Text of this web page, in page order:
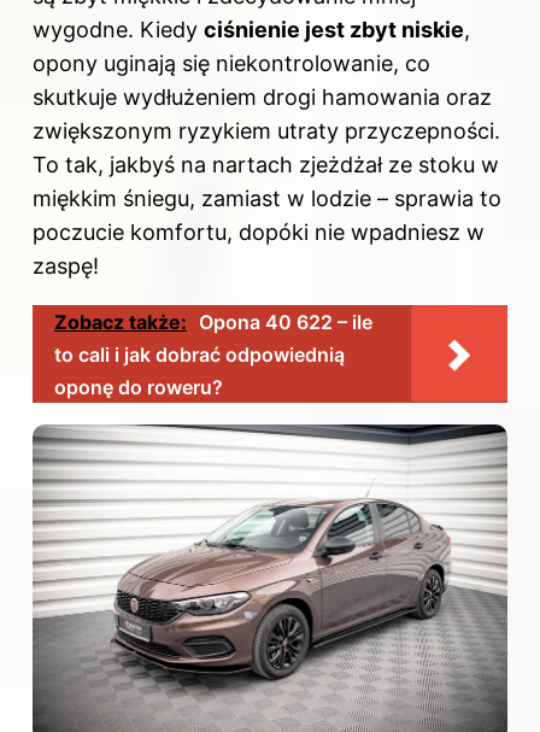
wygodne. Kiedy ciśnienie jest zbyt niskie,
opony uginają się niekontrolowanie, co
skutkuje wydłużeniem drogi hamowania oraz
zwiększonym ryzykiem utraty przyczepności.
To tak, jakbyś na nartach zjeżdżał ze stoku w
miękkim śniegu, zamiast w lodzie – sprawia to
poczucie komfortu, dopóki nie wpadniesz w
zaspę!
Zobacz także: Opona 40 622 – ile
to cali i jak dobrać odpowiednią
oponę do roweru?